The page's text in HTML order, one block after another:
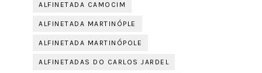
ALFINETADA CAMOCIM
ALFINETADA MARTINÓPLE
ALFINETADA MARTINÓPOLE
ALFINETADAS DO CARLOS JARDEL